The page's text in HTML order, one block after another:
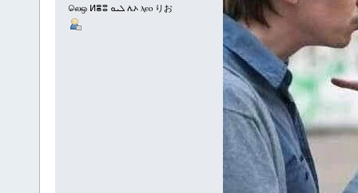
லெஒ ⵍⴻⵓ ܠܝܘ ሌኦ ⲗⲉⲟ りお